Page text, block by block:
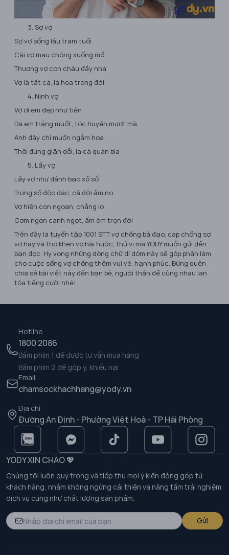
Sợ vợ
Sợ vợ sống lâu trăm tuổi
Cãi vợ mau chóng xuống mồ
Thương vợ con cháu đầy nhà
Vợ là tất cả, là hoa trong đời
Nịnh vợ
Vợ ơi em đẹp như tiên
Da em trắng muốt, tóc huyền mượt mà
Anh đây chỉ muốn ngắm hoa
Thôi đừng giận dỗi, la cà quán bia
Lấy vợ
Lấy vợ như đánh bạc xổ số
Trúng số độc đắc, cả đời ấm no
Vợ hiền con ngoan, chẳng lo
Cơm ngon canh ngọt, ấm êm trọn đời
Trên đây là tuyển tập 1001 STT vợ chồng bá đạo, cap chồng sợ
vợ hay và thơ khen vợ hài hước, thú vị mà YODY muốn gửi đến
bạn đọc. Hy vọng những dòng chữ dí dỏm này sẽ góp phần làm
cho cuộc sống vợ chồng thêm vui vẻ, hạnh phúc. Đừng quên
chia sẻ bài viết này đến bạn bè, người thân để cùng nhau lan
tỏa tiếng cười nhé!
Hotline
1800 2086
Bấm phím 1 để được tư vấn mua hàng
Bấm phím 2 để góp ý, khiếu nại
Email
chamsockhachhang@yody.vn
Địa chỉ
Đường An Định - Phường Việt Hoà - TP Hải Phòng
YODY XIN CHÀO 💖
Chúng tôi luôn quý trọng và tiếp thu mọi ý kiến đóng góp từ
khách hàng, nhằm không ngừng cải thiện và nâng tầm trải nghiệm
dịch vụ cũng như chất lượng sản phẩm.
Gửi